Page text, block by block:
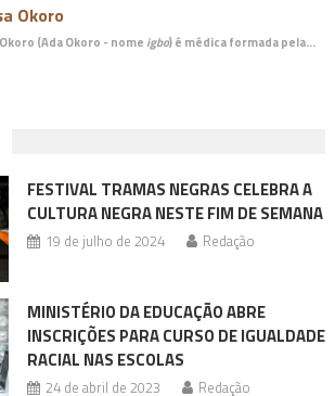
Okoro
(Ada Okoro - nome igbo) é médicaformada pela…
FESTIVAL TRAMAS NEGRAS CELEBRA A
CULTURA NEGRA NESTE FIM DE SEMANA
19 de julho de 2024 Redação
MINISTÉRIO DA EDUCAÇÃO ABRE
INSCRIÇÕES PARA CURSO DE IGUALDADE
RACIAL NAS ESCOLAS
24 de abril de 2023 Redação